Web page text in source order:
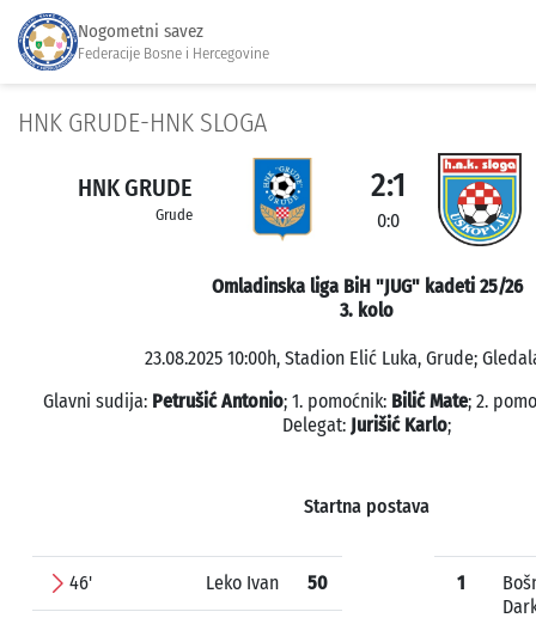
Nogometni savez
Federacije Bosne i Hercegovine
HNK GRUDE-HNK SLOGA
HNK GRUDE
Grude
2:1
0:0
Omladinska liga BiH "JUG" kadeti 25/26
3. kolo
23.08.2025 10:00h, Stadion Elić Luka, Grude;
Glavni sudija: Petrušić Antonio; 1. pomoćnik: Bilić Mate; 2.
Delegat: Jurišić Karlo;
Startna postava
46' Leko Ivan 50 1